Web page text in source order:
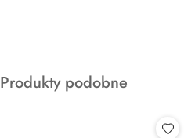
Produkty
Produkty podobne